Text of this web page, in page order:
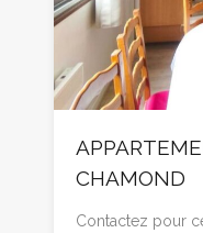
CHAMOND
Contactez pour